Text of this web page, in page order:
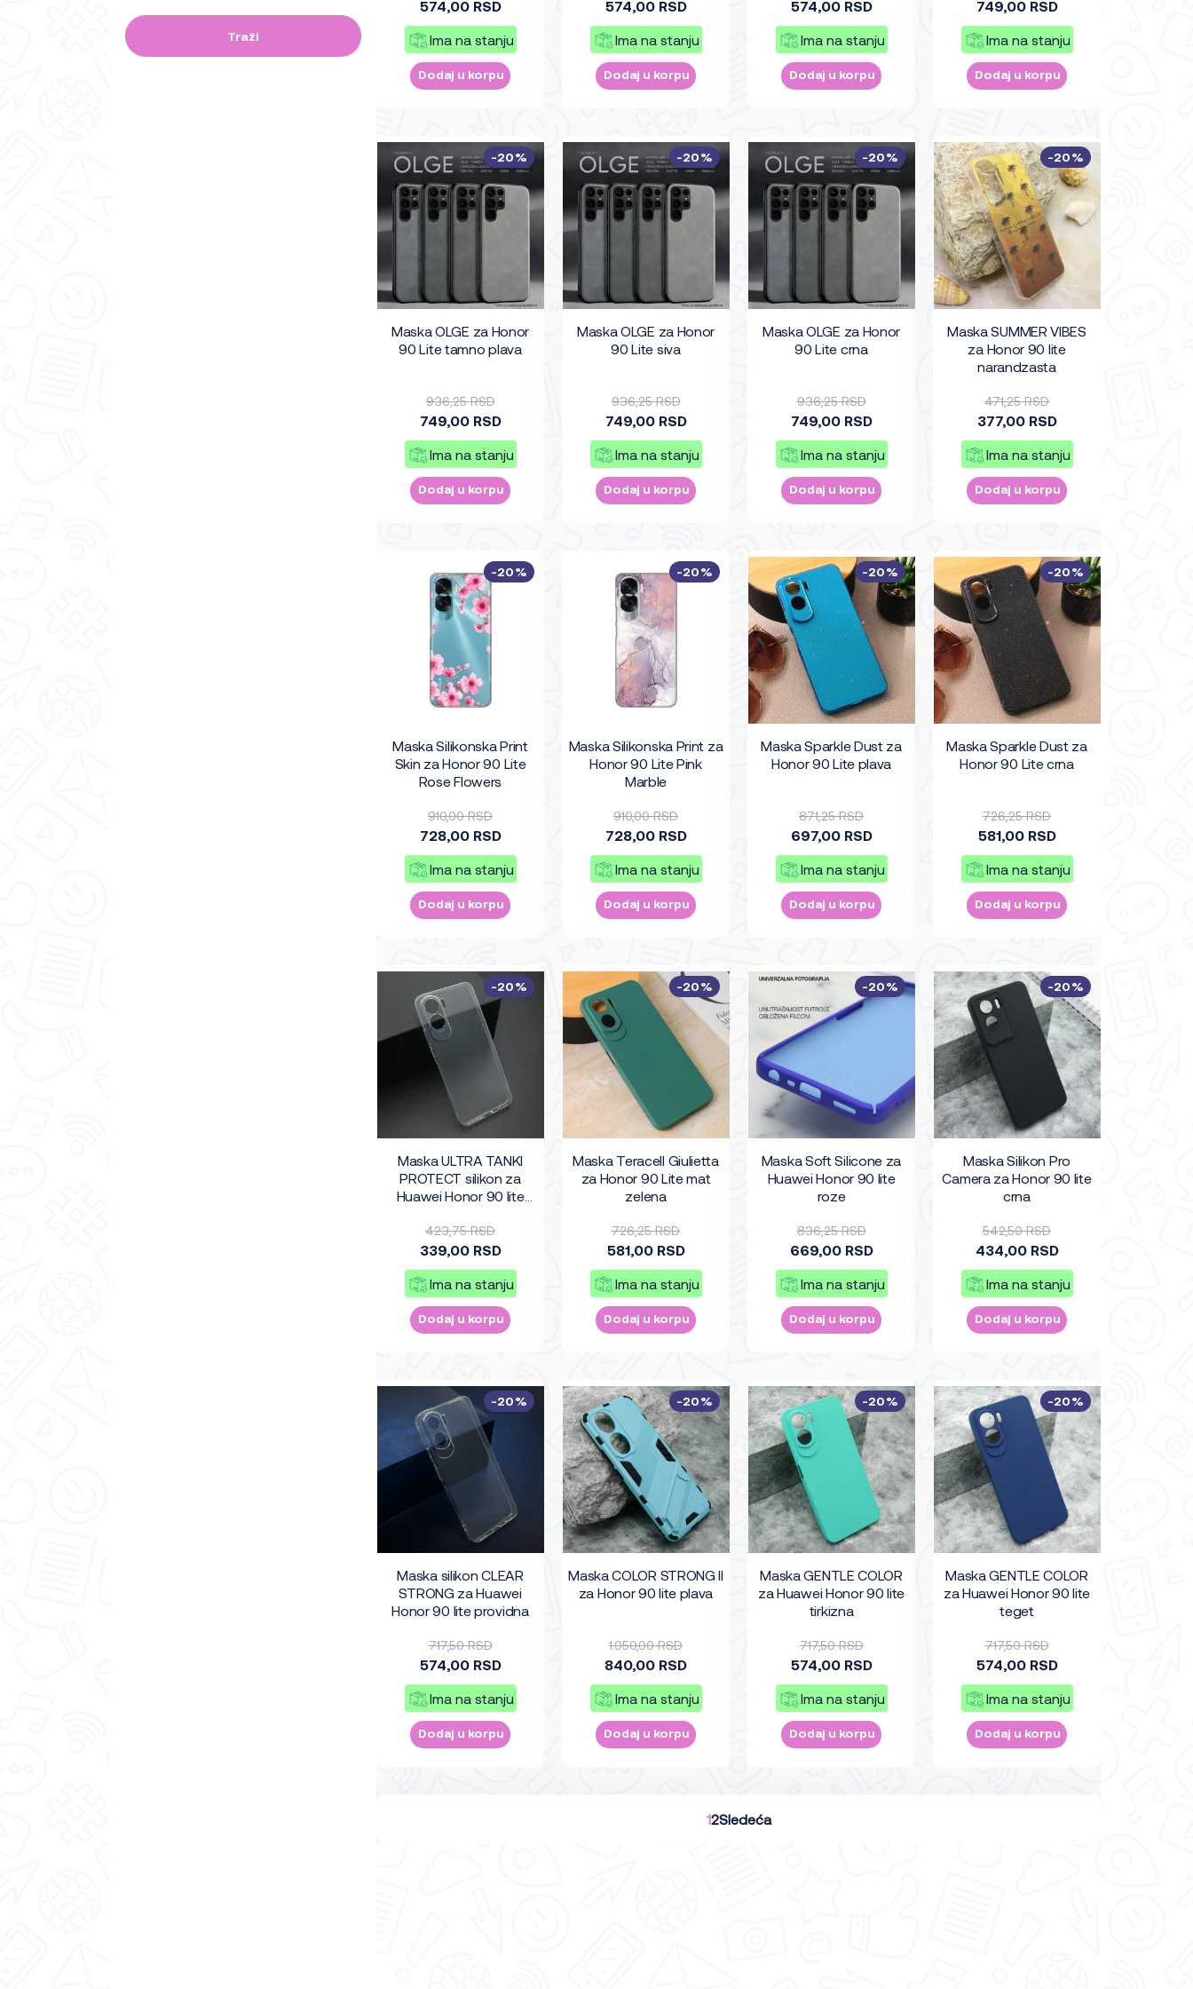
Traži
574,00 RSD
Ima na stanju
Dodaj u korpu
574,00 RSD
Ima na stanju
Dodaj u korpu
574,00 RSD
Ima na stanju
Dodaj u korpu
749,00 RSD
Ima na stanju
Dodaj u korpu
Maska OLGE za Honor
90 Lite tamno plava
936,25 RSD
749,00 RSD
Ima na stanju
Dodaj u korpu
-20%
Maska OLGE za Honor
90 Lite siva
936,25 RSD
749,00 RSD
Ima na stanju
Dodaj u korpu
-20%
Maska OLGE za Honor
90 Lite crna
936,25 RSD
749,00 RSD
Ima na stanju
Dodaj u korpu
-20%
Maska SUMMER VIBES
za Honor 90 lite
narandzasta
471,25 RSD
377,00 RSD
Ima na stanju
Dodaj u korpu
-20%
Maska Silikonska Print
Skin za Honor 90 Lite
Rose Flowers
910,00 RSD
728,00 RSD
Ima na stanju
Dodaj u korpu
-20%
Maska Silikonska Print za
Honor 90 Lite Pink
Marble
910,00 RSD
728,00 RSD
Ima na stanju
Dodaj u korpu
-20%
Maska Sparkle Dust za
Honor 90 Lite plava
871,25 RSD
697,00 RSD
Ima na stanju
Dodaj u korpu
-20%
Maska Sparkle Dust za
Honor 90 Lite crna
726,25 RSD
581,00 RSD
Ima na stanju
Dodaj u korpu
-20%
Maska ULTRA TANKI
PROTECT silikon za
Huawei Honor 90 lite
423,75 RSD
339,00 RSD
Ima na stanju
Dodaj u korpu
-20%
Maska Teracell Giulietta
za Honor 90 Lite mat
zelena
726,25 RSD
581,00 RSD
Ima na stanju
Dodaj u korpu
-20%
Maska Soft Silicone za
Huawei Honor 90 lite
roze
836,25 RSD
669,00 RSD
Ima na stanju
Dodaj u korpu
-20%
Maska Silikon Pro
Camera za Honor 90 lite
crna
542,50 RSD
434,00 RSD
Ima na stanju
Dodaj u korpu
-20%
Maska silikon CLEAR
STRONG za Huawei
Honor 90 lite providna
717,50 RSD
574,00 RSD
Ima na stanju
Dodaj u korpu
-20%
Maska COLOR STRONG II
za Honor 90 lite plava
1.050,00 RSD
840,00 RSD
Ima na stanju
Dodaj u korpu
-20%
Maska GENTLE COLOR
za Huawei Honor 90 lite
tirkizna
717,50 RSD
574,00 RSD
Ima na stanju
Dodaj u korpu
-20%
Maska GENTLE COLOR
za Huawei Honor 90 lite
teget
717,50 RSD
574,00 RSD
Ima na stanju
Dodaj u korpu
-20%
12Sledeća